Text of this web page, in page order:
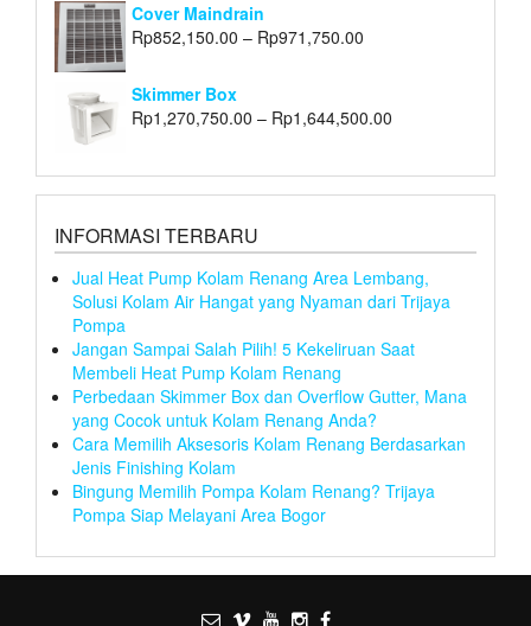
Cover Maindrain
Rp852,150.00 – Rp971,750.00
Skimmer Box
Rp1,270,750.00 – Rp1,644,500.00
INFORMASI TERBARU
Jual Heat Pump Kolam Renang Area Lembang,
Solusi Kolam Air Hangat yang Nyaman dari Trijaya
Pompa
Jangan Sampai Salah Pilih! 5 Kekeliruan Saat
Membeli Heat Pump Kolam Renang
Perbedaan Skimmer Box dan Overflow Gutter, Mana
yang Cocok untuk Kolam Renang Anda?
Cara Memilih Aksesoris Kolam Renang Berdasarkan
Jenis Finishing Kolam
Bingung Memilih Pompa Kolam Renang? Trijaya
Pompa Siap Melayani Area Bogor